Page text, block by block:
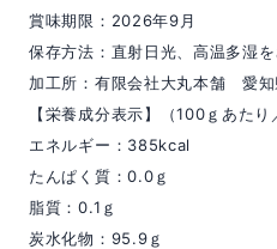
賞味期限：2026年9月
保存方法：直射日光、高温多湿を
加工所：有限会社大丸本舗 愛
【栄養成分表示】（100ｇあたり
エネルギー：385kcal
たんぱく質：0.0ｇ
脂質：0.1ｇ
炭水化物：95.9ｇ